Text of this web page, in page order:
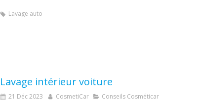
Lavage auto
Lavage intérieur voiture
21 Déc 2023 CosmetiCar Conseils Cosméticar